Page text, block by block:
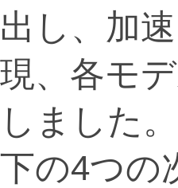
出し、加
現、各モ
しました
下の4つの